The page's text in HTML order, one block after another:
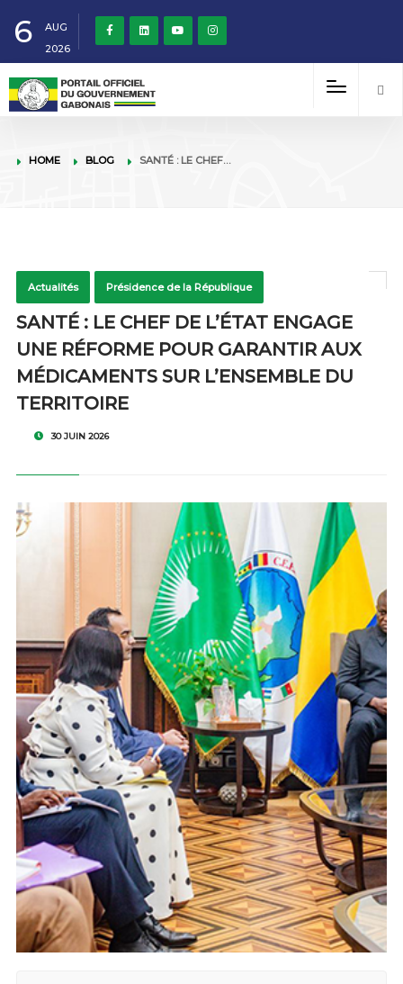
6
AUG
2026
HOME BLOG SANTÉ : LE CHEF…
Actualités Présidence de la République
SANTÉ : LE CHEF DE L’ÉTAT ENGAGE
UNE RÉFORME POUR GARANTIR AUX
MÉDICAMENTS SUR L’ENSEMBLE DU
TERRITOIRE
30 JUIN 2026